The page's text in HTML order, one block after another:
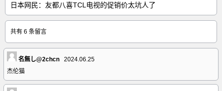
日本网民：友都八喜TCL电视的促销价太坑人了
共有 6 条留言
名無し@2chcn
2024.06.25
杰伦猫